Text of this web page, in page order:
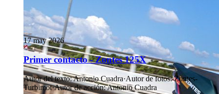
17 may 2026
Primer contacto - Zontes 125X
Autor del texto:Antonio Cuadra·Autor de fotos: Zontes-
Turbimot·Autor de acción:Antonio Cuadra